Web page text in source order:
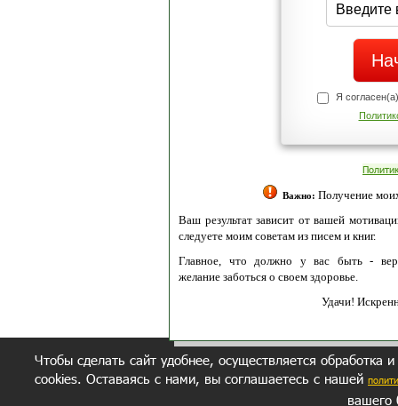
Я
Важно: Получение
Ваш результат зависит от вашей
следуете моим советам из писем и книг.
Главное, что должно у вас быть -
желание заботься о своем здоровье.
Удачи!
Чтобы сделать сайт удобнее, осуществляется обработка
cookies. Оставаясь с нами, вы соглашаетесь с нашей
вашего